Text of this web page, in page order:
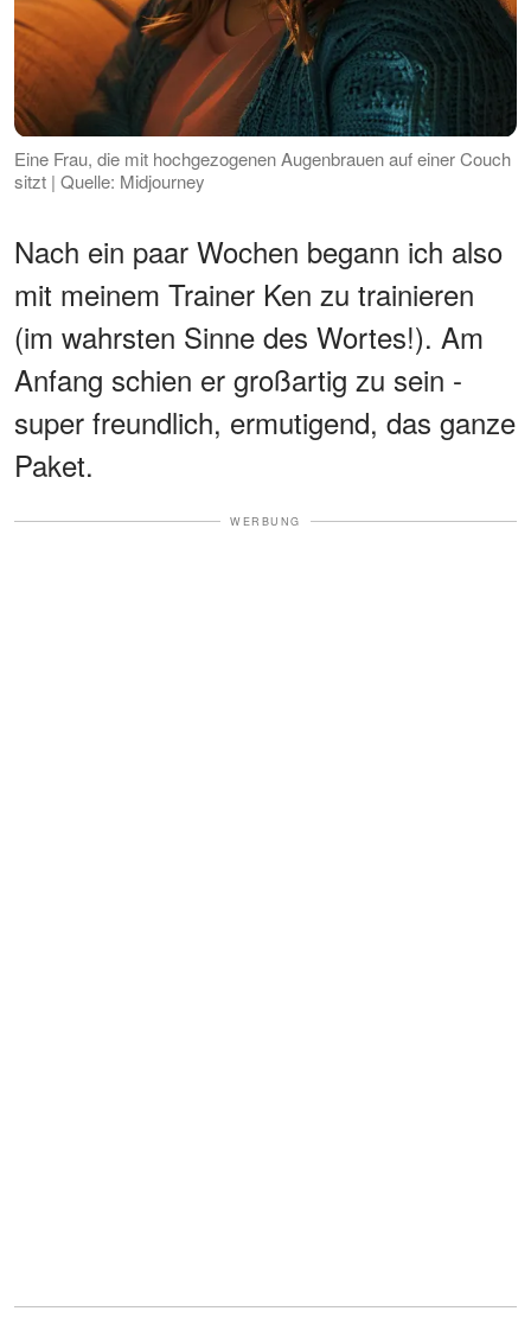
Eine Frau, die mit hochgezogenen Augenbrauen auf einer Couch
sitzt | Quelle: Midjourney
Nach ein paar Wochen begann ich also
mit meinem Trainer Ken zu trainieren
(im wahrsten Sinne des Wortes!). Am
Anfang schien er großartig zu sein -
super freundlich, ermutigend, das ganze
Paket.
WERBUNG